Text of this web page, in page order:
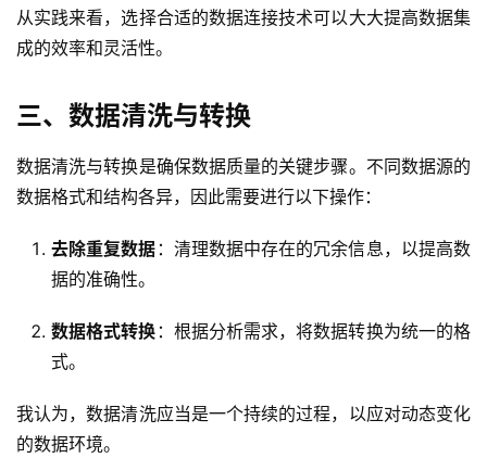
从实践来看，选择合适的数据连接技术可以大大提高数据集
成的效率和灵活性。
三、数据清洗与转换
数据清洗与转换是确保数据质量的关键步骤。不同数据源的
数据格式和结构各异，因此需要进行以下操作：
去除重复数据 ：清理数据中存在的冗余信息，以提高数
据的准确性。
数据格式转换 ：根据分析需求，将数据转换为统一的格
式。
我认为，数据清洗应当是一个持续的过程，以应对动态变化
的数据环境。